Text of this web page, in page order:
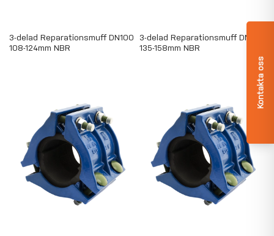
Kontakta oss
3-delad Reparationsmuff DN100
108-124mm NBR
3-delad Reparationsmuff DN125
135-158mm NBR